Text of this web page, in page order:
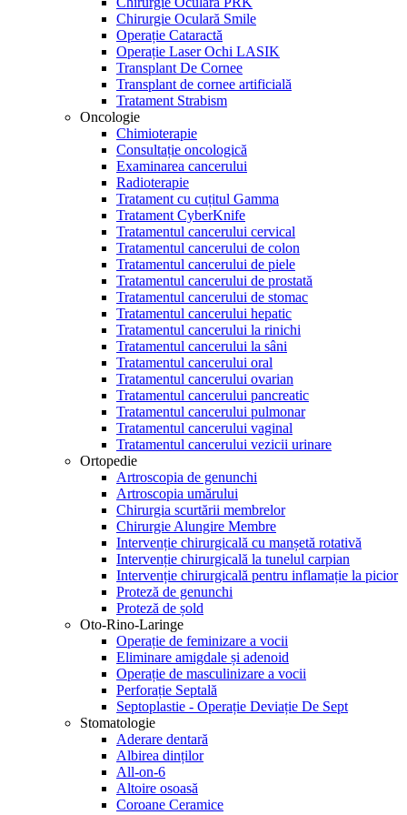
Chirurgie Oculară Smile
Operație Cataractă
Operație Laser Ochi LASIK
Transplant De Cornee
Transplant de cornee artificială
Tratament Strabism
Oncologie
Chimioterapie
Consultație oncologică
Examinarea cancerului
Radioterapie
Tratament cu cuțitul Gamma
Tratament CyberKnife
Tratamentul cancerului cervical
Tratamentul cancerului de colon
Tratamentul cancerului de piele
Tratamentul cancerului de prostată
Tratamentul cancerului de stomac
Tratamentul cancerului hepatic
Tratamentul cancerului la rinichi
Tratamentul cancerului la sâni
Tratamentul cancerului oral
Tratamentul cancerului ovarian
Tratamentul cancerului pancreatic
Tratamentul cancerului pulmonar
Tratamentul cancerului vaginal
Tratamentul cancerului vezicii urinare
Ortopedie
Artroscopia de genunchi
Artroscopia umărului
Chirurgia scurtării membrelor
Chirurgie Alungire Membre
Intervenție chirurgicală cu manșetă rotativă
Intervenție chirurgicală la tunelul carpian
Intervenție chirurgicală pentru inflamație la picior
Proteză de genunchi
Proteză de șold
Oto-Rino-Laringe
Operație de feminizare a vocii
Eliminare amigdale și adenoid
Operație de masculinizare a vocii
Perforație Septală
Septoplastie - Operație Deviație De Sept
Stomatologie
Aderare dentară
Albirea dinților
All-on-6
Altoire osoasă
Coroane Ceramice